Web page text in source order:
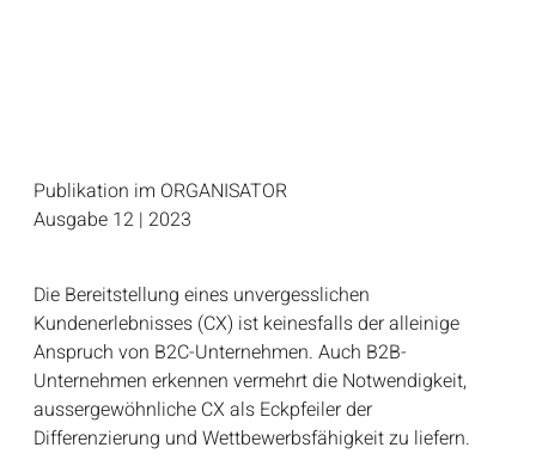
Publikation im ORGANISATOR
Ausgabe 12 | 2023
Die Bereitstellung eines unvergesslichen
Kundenerlebnisses (CX) ist keinesfalls der alleinige
Anspruch von B2C-Unternehmen. Auch B2B-
Unternehmen erkennen vermehrt die Notwendigkeit,
aussergewöhnliche CX als Eckpfeiler der
Differenzierung und Wettbewerbsfähigkeit zu liefern.